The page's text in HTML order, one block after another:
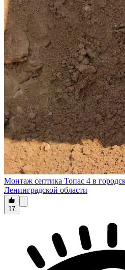
Монтаж септика Топас 4 в
Ленинградской области
17